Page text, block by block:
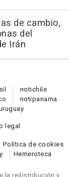
de cambio,
del
Irán
notichile
notipanama
legal
Política de cookies
Hemeroteca